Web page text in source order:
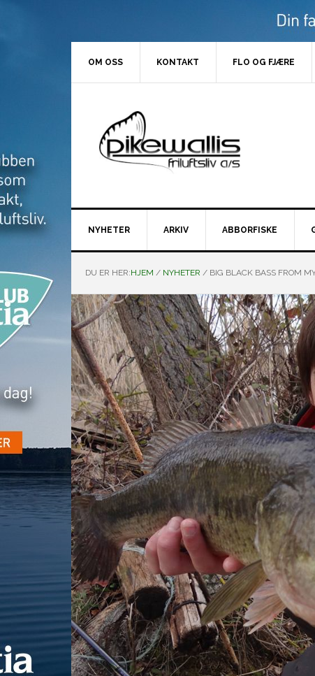
OM OSS KONTAKT FLO OG FJÆRE
NYHETER ARKIV ABBORFISKE
DU ER HER:HJEM / NYHETER / BIG BLACK BASS FROM